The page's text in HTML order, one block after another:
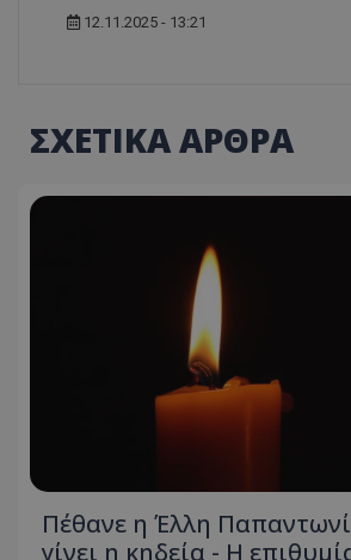
12.11.2025 - 13:21
ΣΧΕΤΙΚΑ ΑΡΘΡΑ
Πέθανε η Έλλη
γίνει η κηδεία - Η